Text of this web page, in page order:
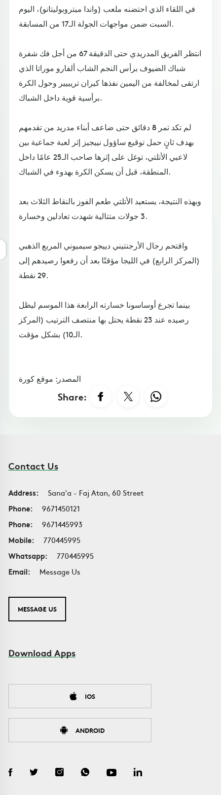
في اللقاء الذي احتضنه ملعب (واندا ميتروبوليتانو)، اليوم
السبت ضمن مواجهات الجولة الـ17 من المسابقة.
انتظر الفريق المدريدي حتى الدقيقة 67 من أجل فك شفرة
شباك الضيوف برأس النجم الشاب ألفارو موراتا الذي
ارتقى لمخالفة من اليمين نفذها كيران تريبيير وحول الكرة
برأسية قوية داخل الشباك.
لم تكد تمر 8 دقائق حتى ضاعف أبناء مدريد من تقدمهم
بهدف ثانٍ حمل توقيع ساؤول نييجيز إثر لعبة جماعية بين
لاعبي الأتلتي، توغل على إثرها صاحب الـ25 عامًا داخل
المنطقة، قبل أن يسكن الكرة بهدوء في الشباك.
وبهذه النتيجة، يستعيد الأتلتي طعم الفوز بالنقاط الثلاث بعد
3 جولات متتالية شهدت تعادلين وخسارة.
واقتحم رجال الأرجنتيني دييجو سيميوني المربع الذهبي
(المركز الرابع) في الليجا مؤقتًا بعد أن رفعوا رصيدهم إلى
29 نقطة.
بينما تجرع أوساسونا خسارته الرابعة هذا الموسم ليظل
رصيده عند 23 نقطة يحتل بها منتصف الترتيب (المركز
الـ10) بشكل مؤقت.
المصدر: موقع كورة
Share:
Contact Us
Address:
Sana'a - Faj Atan, 60 Street
Phone:
9671450121
Phone:
9671445993
Mobile:
770445995
Whatsapp:
770445995
Email:
Message Us
MESSAGE US
Download Apps
IOS
ANDROID